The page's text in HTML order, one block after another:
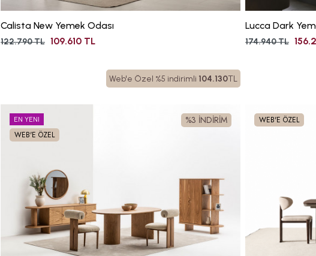
Calista New Yemek Odası
122.790 TL 109.610 TL
Web'e Özel %5 indirimli 104.130TL
Lucca Dark
174.940 TL
%3 İNDİRİM
EN YENI
WEB'E ÖZEL
WEB'E ÖZEL